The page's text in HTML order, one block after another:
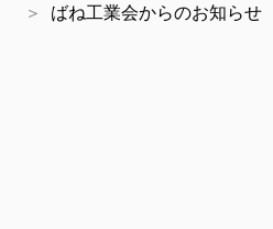
ばね工業会からのお知らせ